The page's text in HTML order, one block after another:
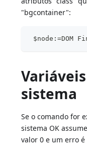
"bgcontainer":
sistema
Se o comando for
sistema OK
valor 0 e um erro é